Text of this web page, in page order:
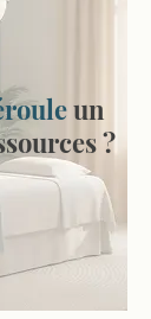
un
?